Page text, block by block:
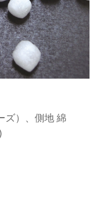
ズ）、側地 綿